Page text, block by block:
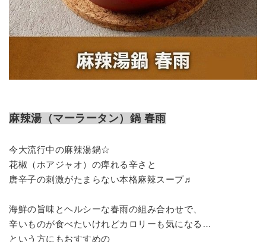
麻辣湯（マーラータン）鍋 春雨
今大流行中の麻辣湯鍋☆
花椒（ホアジャオ）の痺れる辛さと
唐辛子の刺激がたまらない本格麻辣スープ♬
海鮮の旨味とヘルシーな春雨の組み合わせで、
辛いものが食べたいけれどカロリーも気になる…
という方にもおすすめの